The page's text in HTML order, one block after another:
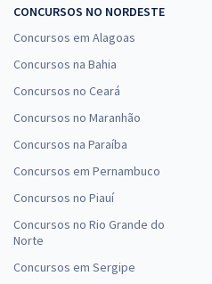
CONCURSOS NO NORDESTE
Concursos em Alagoas
Concursos na Bahia
Concursos no Ceará
Concursos no Maranhão
Concursos na Paraíba
Concursos em Pernambuco
Concursos no Piauí
Concursos no Rio Grande do
Norte
Concursos em Sergipe